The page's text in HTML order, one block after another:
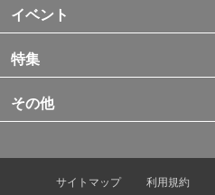
イベント
特集
その他
サイトマップ 利用規約